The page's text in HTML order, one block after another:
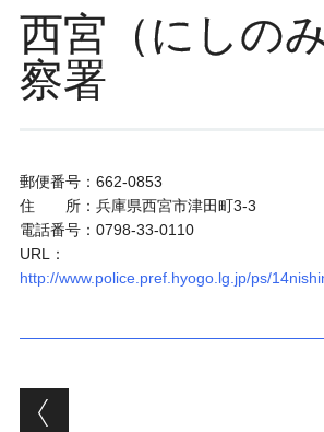
西宮（にしの
察署
郵便番号：662-0853
住 所：兵庫県西宮市津田町3-3
電話番号：0798-33-0110
URL：
http://www.police.pref.hyogo.lg.jp/ps/
投稿ナビゲーショ